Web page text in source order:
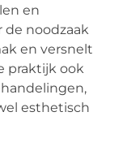
en
noodzaak
en versnelt
praktijk ook
esthetisch